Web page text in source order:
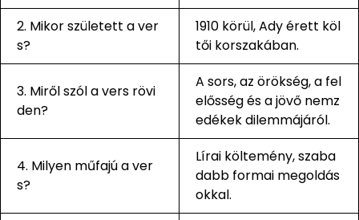
2. Mikor született a ver
s?
1910 körül, Ady érett köl
tői korszakában.
3. Miről szól a vers rövi
den?
A sors, az örökség, a fel
elősség és a jövő nemz
edékek dilemmájáról.
4. Milyen műfajú a ver
s?
Lírai költemény, szaba
dabb formai megoldás
okkal.